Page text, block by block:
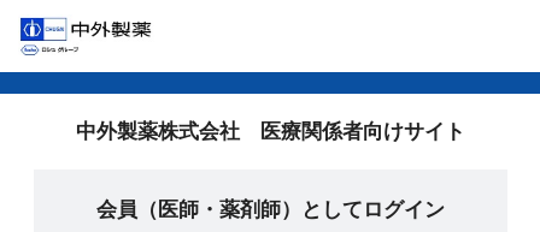
中外製薬株式会社 医療関係者向けサイト
会員（医師・薬剤師）としてログイン